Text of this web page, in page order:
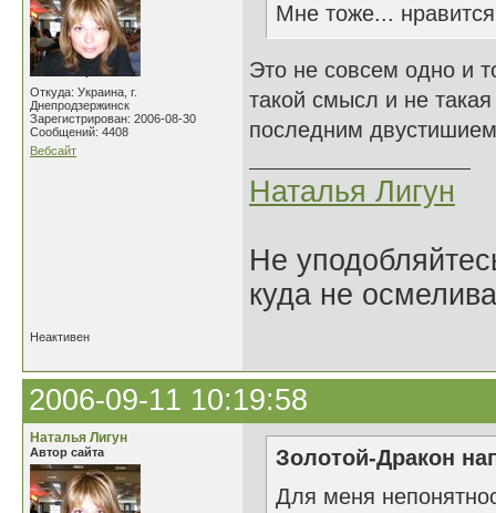
Откуда: Украина, г.
Днепродзержинск
Зарегистрирован: 2006-08-30
Сообщений: 4408
Вебсайт
Мне тоже...
Это не совсем одно и
такой смысл и не
последним
Наталья Лигун
Не
куда не
Неактивен
2006-09-11 10:19:58
Наталья Лигун
Автор сайта
Золотой-Дракон
Для меня